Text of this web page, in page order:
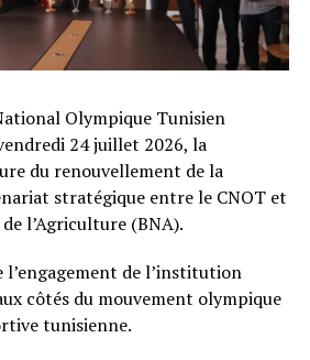
Olympique Tunisien
24 juillet 2026, la
du renouvellement de la
stratégique entre le CNOT et
l’Agriculture (BNA).
de l’institution
côtés du mouvement olympique
tunisienne.